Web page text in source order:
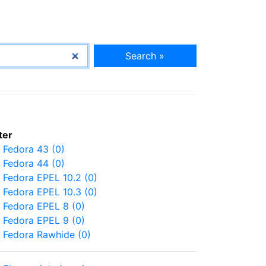
Search »
Fedora 43 (0)
Fedora 44 (0)
Fedora EPEL 10.2 (0)
Fedora EPEL 10.3 (0)
Fedora EPEL 8 (0)
Fedora EPEL 9 (0)
Fedora Rawhide (0)